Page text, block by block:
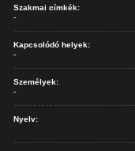
Szakmai címkék:
-
Kapcsolódó helyek:
-
Személyek:
-
Nyelv: